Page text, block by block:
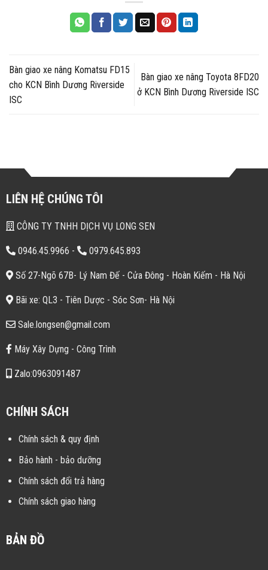
Bàn giao xe nâng Komatsu FD15
cho KCN Bình Dương Riverside
ISC
Bàn giao xe nâng Toyota 8FD20
ở KCN Bình Dương Riverside ISC
LIÊN HỆ CHÚNG TÔI
CÔNG TY TNHH DỊCH VỤ LONG SEN
0946.45.9966 - 0979.645.893
Số 27-Ngõ 67B- Lý Nam Đế - Cửa Đông - Hoàn Kiếm - Hà Nội
Bãi xe: QL3 - Tiên Dược - Sóc Sơn- Hà Nội
Sale.longsen@gmail.com
Máy Xây Dựng - Công Trình
Zalo:0963091487
CHÍNH SÁCH
Chính sách & quy định
Bảo hành - bảo dưỡng
Chính sách đổi trả hàng
Chính sách giao hàng
BẢN ĐỒ